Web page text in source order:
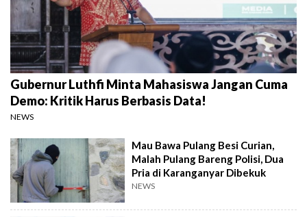
Gubernur Luthfi Minta Mahasiswa Jangan Cuma
Demo: Kritik Harus Berbasis Data!
NEWS
Mau Bawa Pulang Besi Curian,
Malah Pulang Bareng Polisi, Dua
Pria di Karanganyar Dibekuk
NEWS